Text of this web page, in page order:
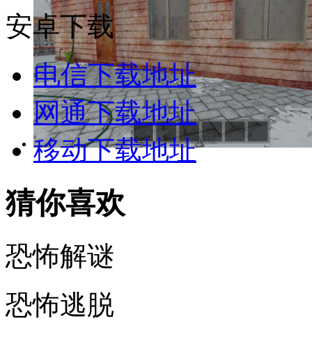
安卓下载
电信下载地址
网通下载地址
移动下载地址
猜你喜欢
恐怖解谜
恐怖逃脱